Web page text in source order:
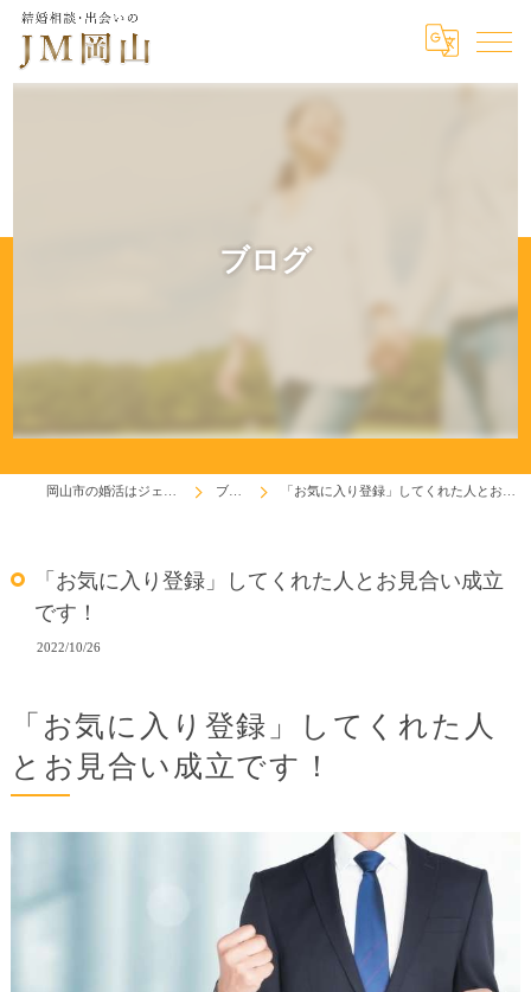
ブログ
ブログ 「お気に入り登録」してくれた人とお見合い成立です！
「お気に入り登録」してくれた人とお見合い成立
です！
2022/10/26
「お気に入り登録」してくれた人
とお見合い成立です！